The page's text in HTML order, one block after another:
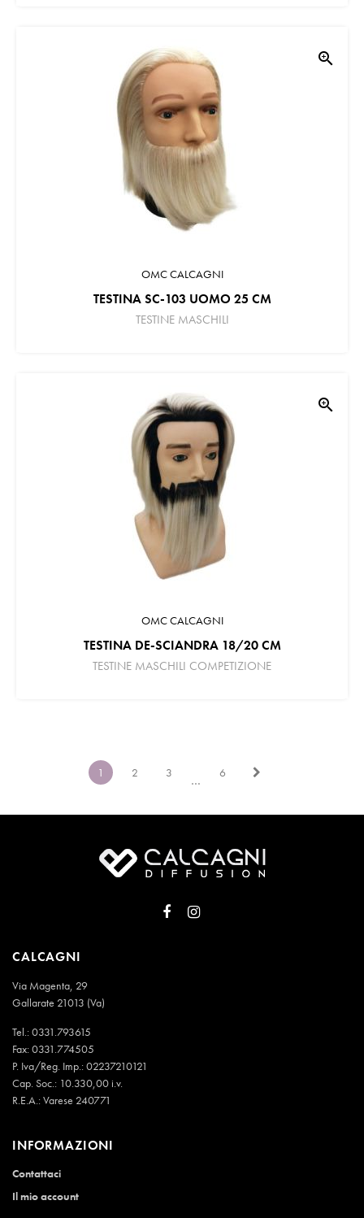
zoom_in
OMC CALCAGNI
TESTINA SC-103 UOMO 25 CM
TESTINE MASCHILI
zoom_in
OMC CALCAGNI
TESTINA DE-SCIANDRA 18/20 CM
TESTINE MASCHILI COMPETIZIONE
1 2 3 … 6
CALCAGNI
Via Magenta, 29
Gallarate 21013 (Va)
Tel.:0331.793615
Fax: 0331.774505
P. Iva/Reg. Imp.: 02237210121
Cap. Soc.: 10.330,00 i.v.
R.E.A.: Varese 240771
INFORMAZIONI
Contattaci
Il mio account